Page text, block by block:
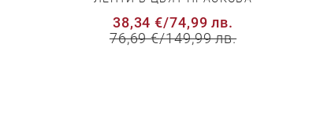
38,34 €/74,99 лв.
76,69 €/149,99 лв.